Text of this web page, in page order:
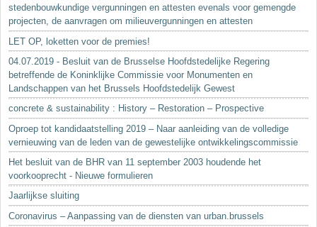
stedenbouwkundige vergunningen en attesten evenals voor gemengde
projecten, de aanvragen om milieuvergunningen en attesten
LET OP, loketten voor de premies!
04.07.2019 - Besluit van de Brusselse Hoofdstedelijke Regering
betreffende de Koninklijke Commissie voor Monumenten en
Landschappen van het Brussels Hoofdstedelijk Gewest
concrete & sustainability : History – Restoration – Prospective
Oproep tot kandidaatstelling 2019 – Naar aanleiding van de volledige
vernieuwing van de leden van de gewestelijke ontwikkelingscommissie
Het besluit van de BHR van 11 september 2003 houdende het
voorkooprecht - Nieuwe formulieren
Jaarlijkse sluiting
Coronavirus – Aanpassing van de diensten van urban.brussels